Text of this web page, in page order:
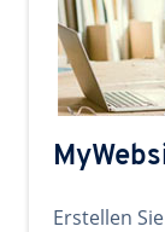
Erstellen